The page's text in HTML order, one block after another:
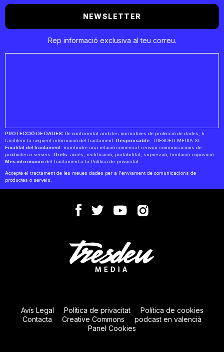
NEWSLETTER
Rep informació exclusiva al teu correu.
PROTECCIÓ DE DADES: De conformitat amb les normatives de protecció de dades, li
facilitem la següent informació del tractament: Responsable: TRESDEU MEDIA SL
Finalitat del tractament: mantindre una relació comercial i enviar comunicacions de
productes o serveis. Drets: accés, rectificació, portabilitat, supressió, limitació i oposició.
Més informació del tractament a la Política de privacitat
Accepte el tractament de les meues dades per a l'enviament de comunicacions de
productes o serveis.
Avís Legal Política de privacitat
Política de cookies
Contacta
Creative Commons
podcast en valencià
Panel Cookies